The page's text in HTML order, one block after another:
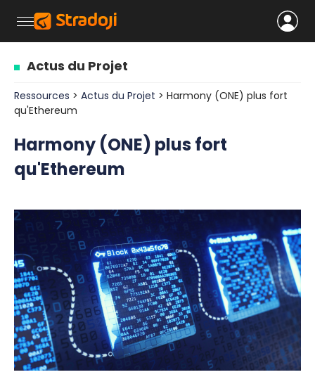
Actus du Projet
Ressources > Actus du Projet > Harmony (ONE) plus fort
qu'Ethereum
Harmony (ONE) plus fort
qu'Ethereum